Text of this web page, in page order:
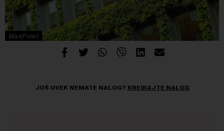
MaxPixel
JOŠ UVEK NEMATE NALOG? KREIRAJTE NALOG